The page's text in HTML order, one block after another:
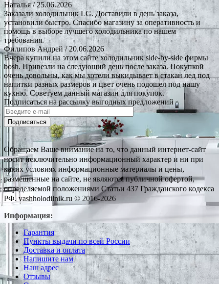
Наталья/ 25.06.2026
Заказали холодильник LG. Доставили в день заказа,
установили быстро. Спасибо магазину за оперативность и
помощь в выборе лучшего холодильника по нашем
требования.
Филипов Андрей/ 20.06.2026
Вчера купили на этом сайте холодильник side-by-side фирмы
bosh. Привезли на следующий день после заказа. Покупкой
очень довольны, как мы хотели выкидывает в стакан лед под
напитки разных размеров и цвет очень подошел под нашу
кухню. Советуем данный магазин для покупок.
Подписаться на рассылку выгодных предложений
Подписаться
Обращаем Ваше внимание на то, что данный интернет-сайт
носит исключительно информационный характер и ни при
каких условиях информационные материалы и цены,
размещенные на сайте, не являются публичной офертой,
определяемой положениями Статьи 437 Гражданского кодекса
РФ. vashholodilnik.ru © 2016-2026
Информация:
Гарантия
Пункты выдачи по всей России
Доставка и оплата
Напишите нам
Наш адрес
Отзывы